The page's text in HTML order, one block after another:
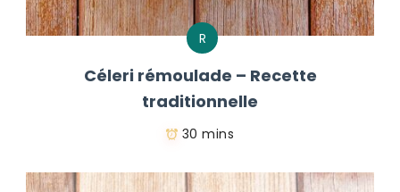
R
Céleri rémoulade – Recette
traditionnelle
30 mins